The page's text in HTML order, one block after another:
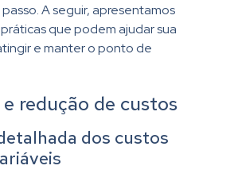
A seguir, apresentamos
que podem ajudar sua
e manter o ponto de
e redução de custos
dos custos